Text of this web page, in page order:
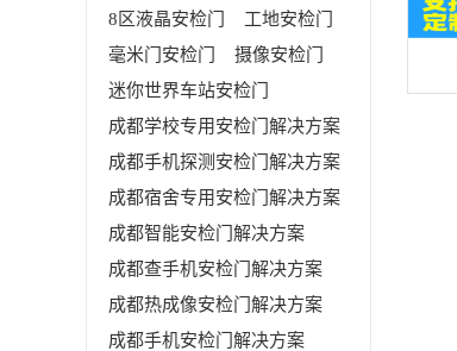
8区液晶安检门
工地安检门
毫米门安检门
摄像安检门
迷你世界车站安检门
成都学校专用安检门解决方案
成都手机探测安检门解决方案
成都宿舍专用安检门解决方案
成都智能安检门解决方案
成都查手机安检门解决方案
成都热成像安检门解决方案
成都手机安检门解决方案